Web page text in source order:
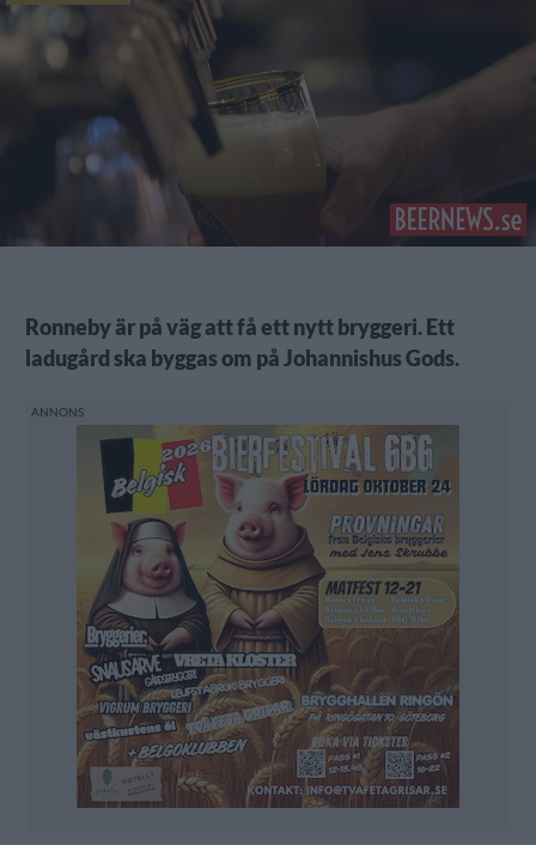
Ronneby är på väg att få ett nytt bryggeri. Ett
ladugård ska byggas om på Johannishus Gods.